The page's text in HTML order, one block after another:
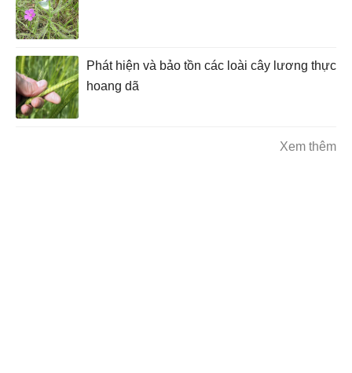
Phát hiện và bảo tồn các loài cây lương thực
hoang dã
Xem thêm